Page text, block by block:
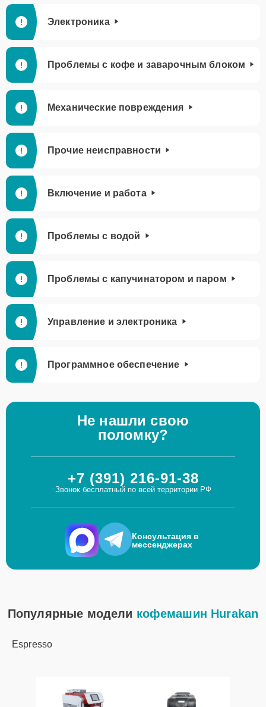
Электроника
Проблемы с кофе и заварочным блоком
Механические повреждения
Прочие неисправности
Включение и работа
Проблемы с водой
Проблемы с капучинатором и паром
Управление и электроника
Программное обеспечение
Не нашли свою
поломку?
+7 (391) 216-91-38
Звонок бесплатный по всей территории РФ
Консультация в
мессенджерах
Популярные модели кофемашин Hurakan
Espresso